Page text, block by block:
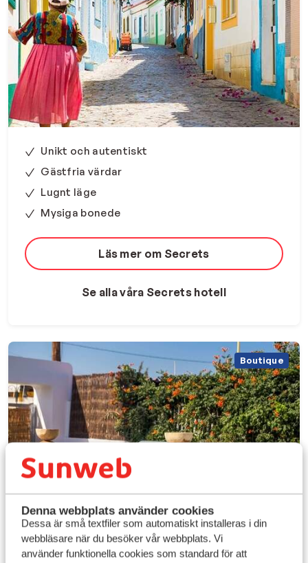
Denna webbplats använder cookies
Dessa är små textfiler som automatiskt installeras i din
webbläsare när du besöker vår webbplats. Vi
använder funktionella cookies som standard för att
Unikt och autentiskt
Gästfria värdar
Lugnt läge
Mysiga bonede
Läs mer om Secrets
Se alla våra Secrets hotell
Boutique
Trendiga hotell